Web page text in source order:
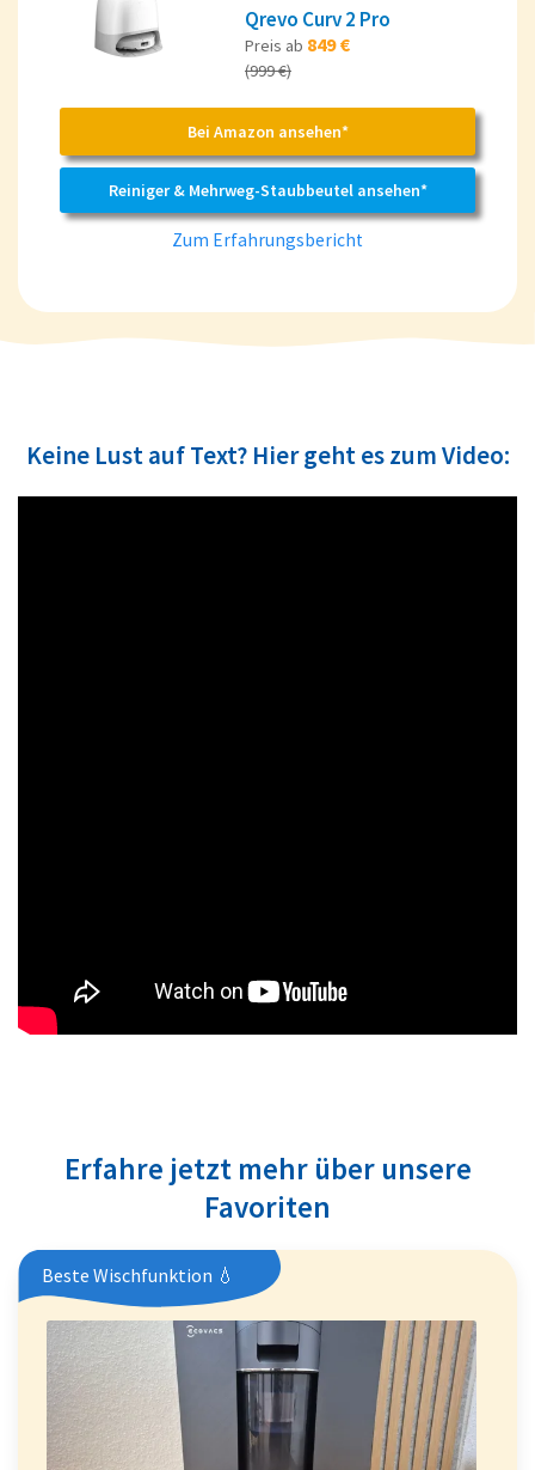
Qrevo Curv 2 Pro
Preis ab 849 €
(999 €)
Bei Amazon ansehen*
Reiniger & Mehrweg-Staubbeutel ansehen*
Zum Erfahrungsbericht
Keine Lust auf Text? Hier geht es zum Video:
Erfahre jetzt mehr über unsere
Favoriten
Beste Wischfunktion 💧